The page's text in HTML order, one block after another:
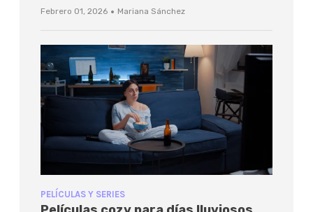
Febrero 01, 2026 · Mariana Sánchez
PELÍCULAS Y SERIES